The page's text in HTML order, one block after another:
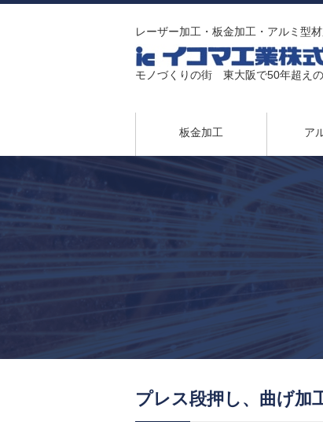
レーザー加工・板金加工・アルミ型
モノづくりの街 東大阪で50年超え
板金加工 ア
プレス段押し、曲げ加